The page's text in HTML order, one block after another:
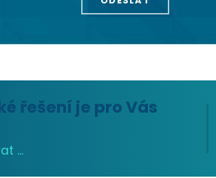
řešení je pro Vás
...